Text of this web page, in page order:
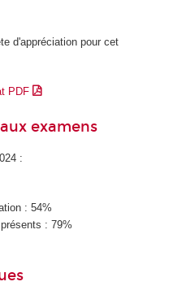
d'appréciation pour cet
PDF
examens
:
: 54%
: 79%